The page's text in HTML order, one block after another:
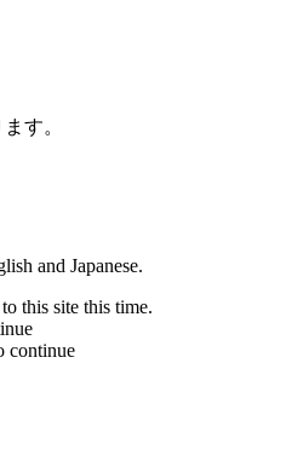
す。
and Japanese.
this site this time.
continue